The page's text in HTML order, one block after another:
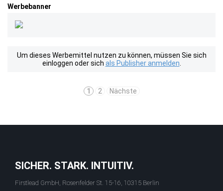
Werbebanner
Um dieses Werbemittel nutzen zu können, müssen Sie sich
einloggen oder sich als Publisher anmelden
1 2 Nächste
SICHER. STARK. INTUITIV.
Firstlead GmbH, Rosenfelder St. 15-16, 10315 Berlin